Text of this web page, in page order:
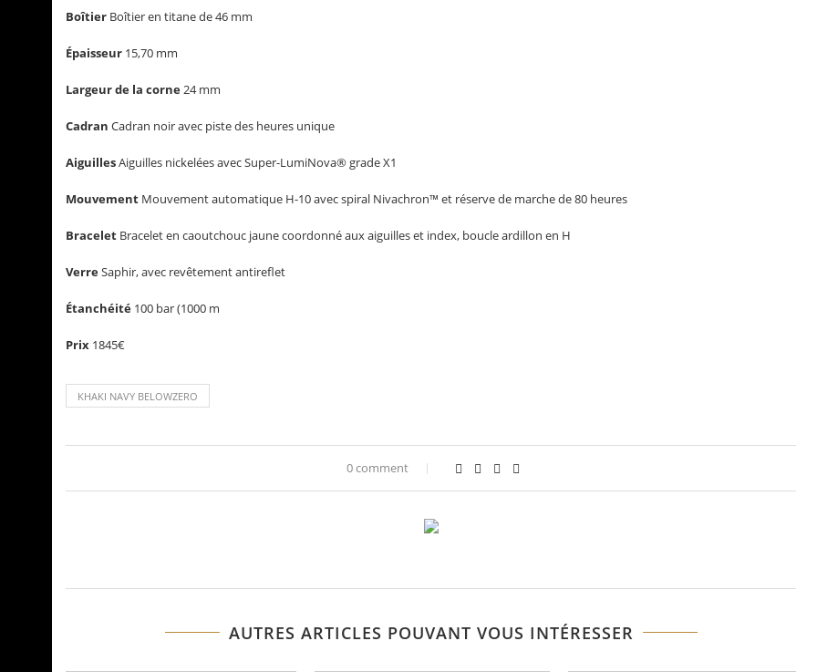
Boîtier Boîtier en titane de 46 mm
Épaisseur 15,70 mm
Largeur de la corne24 mm
Cadran Cadran noir avec piste des heures unique
AiguillesAiguilles nickelées avec Super-LumiNova® grade X1
Mouvement Mouvement automatique H-10 avec spiral Nivachron™ et réserve de marche de 80 heures
Bracelet Bracelet en caoutchouc jaune coordonné aux aiguilles et index, boucle ardillon en H
VerreSaphir, avec revêtement antireflet
Étanchéité 100 bar (1000 m
Prix 1845€
KHAKI NAVY BELOWZERO
0 comment
AUTRES ARTICLES POUVANT VOUS INTÉRESSER